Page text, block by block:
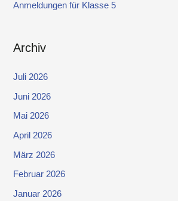
Anmeldungen für Klasse 5
Archiv
Juli 2026
Juni 2026
Mai 2026
April 2026
März 2026
Februar 2026
Januar 2026